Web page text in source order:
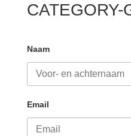
Naam
Email